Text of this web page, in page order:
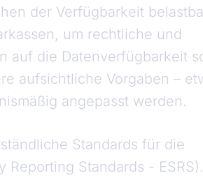
der Verfügbarkeit
um rechtliche und
auf die Datenverfügbarkeit
aufsichtliche Vorgaben –
angepasst werden.
Standards für die
Standards - ESRS).